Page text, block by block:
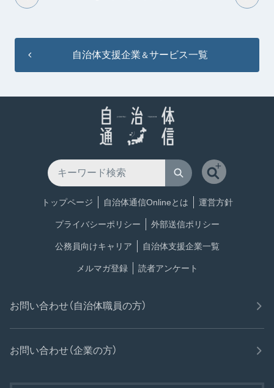
自治体支援企業 ＆サービス一覧
トップページ 自治体通信Onlineとは 運営方針
プライバシーポリシー 外部送信ポリシー
公務員向けキャリア 自治体支援企業一覧
メルマガ登録 読者アンケート
お問い合わせ（自治体職員の方）
お問い合わせ（企業の方）